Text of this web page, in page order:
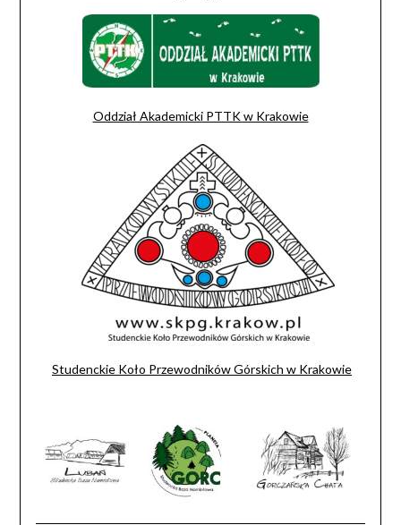
Oddział Akademicki PTTK w Krakowie
Studenckie Koło Przewodników Górskich w Krakowie